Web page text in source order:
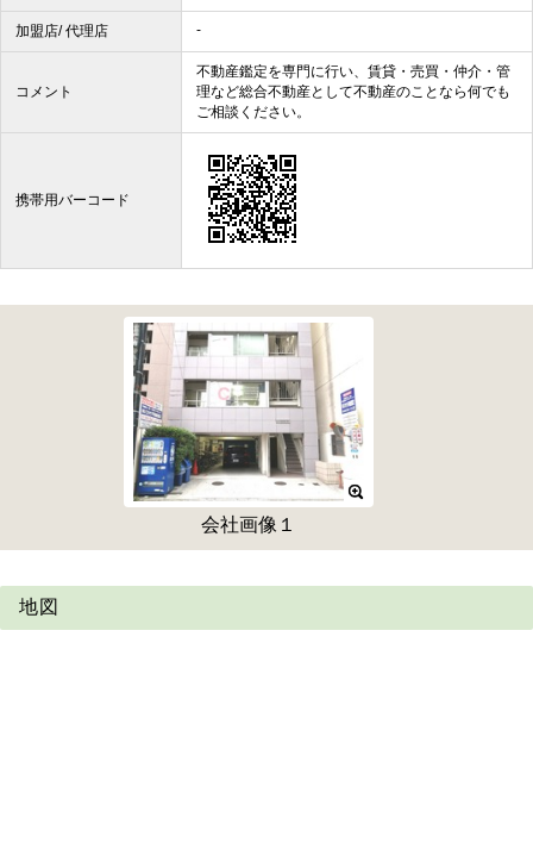
加盟店/ 代理店 -
コメント
不動産鑑定を専門に行い、賃貸・売買・仲介・管
理など総合不動産として不動産のことなら何でも
ご相談ください。
携帯用バーコード
地図
会社画像１